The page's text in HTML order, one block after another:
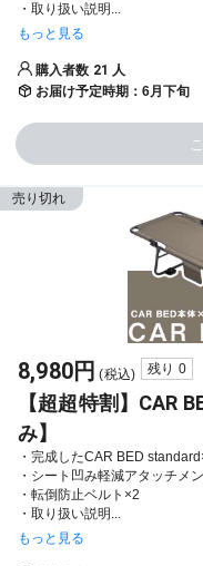
・取り扱い説明...
もっと見る
購入者数 21 人
お届け予定時期： 6月下旬
売り切れ
8,980円 (税込) 残り 0
【超超特割】CAR
み】
・完成したCAR BED
・シート凹み軽減アタッチメ
・転倒防止ベルト×2
・取り扱い説明...
もっと見る